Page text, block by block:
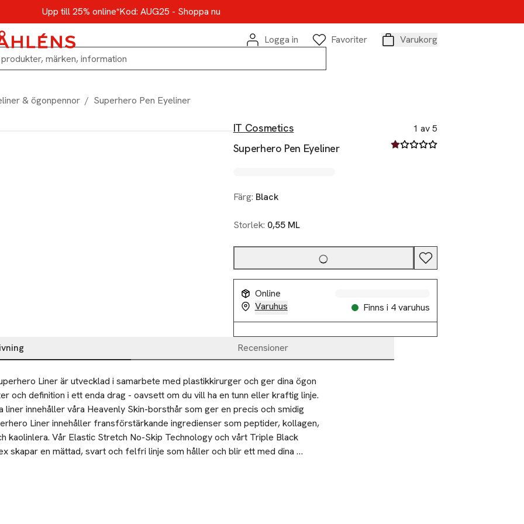
Upp till 25% online*Kod: AUG25 - Shoppa nu
Logga in
Favoriter
Varukorg
& ögonpennor / Superhero Pen Eyeliner
IT Cosmetics
Superhero Pen Eyeliner
1 av 5
1 av fem stjärnor
Färg: Black
Storlek: 0,55 ML
Online
Varuhus
Finns i 4 varuhus
Recensioner
Liner är utvecklad i samarbete med plastikkirurger och ger dina ögon
och definition i ett enda drag - oavsett om du vill ha en tunn eller kraftig linje.
liner innehåller våra Heavenly Skin-borsthår som ger en precis och smidig
Liner innehåller fransförstärkande ingredienser som peptider, kollagen,
kaolinlera. Vår Elastic Stretch No-Skip Technology och vårt Triple Black
skapar en mättad, svart och felfri linje som håller och blir ett med dina
som klarar det mesta, helt enkelt.
glida över din Superhero Liner längs med hela franslinjen, från inre
yttre. Pressa borsten så nära fransrötterna som möjligt för en slät och jämn